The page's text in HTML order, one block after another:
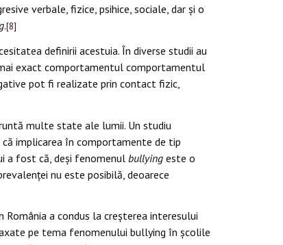
verbale, fizice, psihice, sociale, dar și o
.[8]
definirii acestuia. În diverse studii au
exact comportamentul comportamentul
pot fi realizate prin contact fizic,
multe state ale lumii. Un studiu
implicarea în comportamente de tip
a fost că, deşi fenomenul bullying este o
nu este posibilă, deoarece
România a condus la creşterea interesului
pe tema fenomenului bullying în şcolile